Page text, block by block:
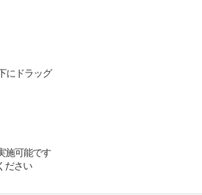
にドラッグ
施可能です
ださい